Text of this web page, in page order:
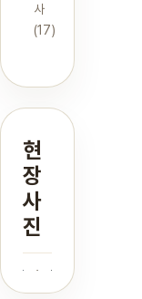
사
(17)
현
장
사
진